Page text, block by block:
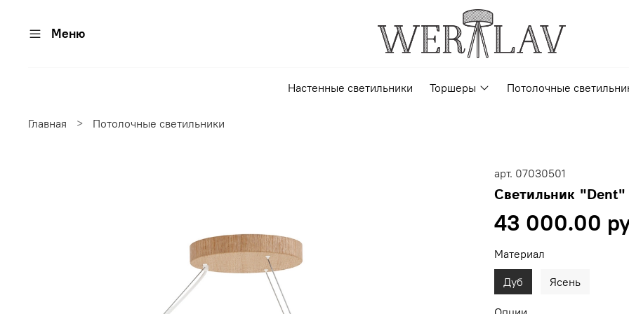
Меню
Настенные светильники Торшеры Потолочные
Главная Потолочные светильники
арт. 07030501
Светильник "Dent"
43 000.00
Материал
Дуб Ясень